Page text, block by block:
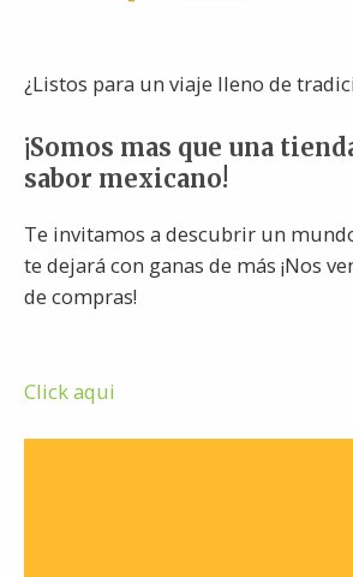
¿Listos para un viaje lleno de
¡Somos mas que una
sabor mexicano!
Te invitamos a descubrir un
te dejará con ganas de más ¡Nos
de compras!
Click aqui